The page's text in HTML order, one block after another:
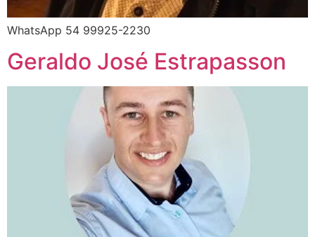
WhatsApp 54 99925-2230
Geraldo José Estrapasson